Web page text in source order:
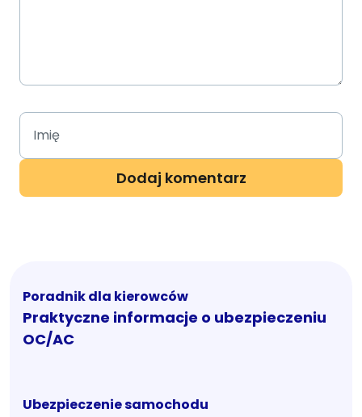
Poradnik dla kierowców
Praktyczne informacje o ubezpieczeniu
OC/AC
Ubezpieczenie samochodu